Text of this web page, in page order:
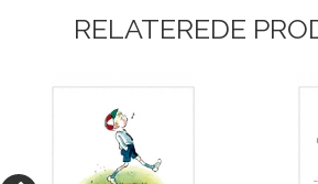
RELATEREDE